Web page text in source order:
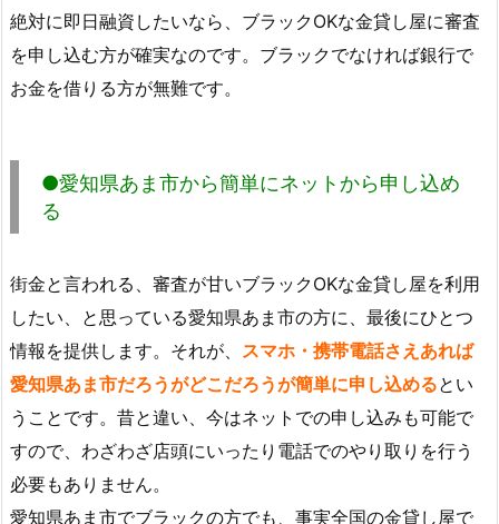
絶対に即日融資したいなら、ブラックOKな金貸し屋に審査
を申し込む方が確実なのです。ブラックでなければ銀行で
お金を借りる方が無難です。
●愛知県あま市から簡単にネットから申し込め
る
街金と言われる、審査が甘いブラックOKな金貸し屋を利用
したい、と思っている愛知県あま市の方に、最後にひとつ
情報を提供します。それが、 スマホ・携帯電話さえあれば
愛知県あま市だろうがどこだろうが簡単に申し込めるとい
うことです。昔と違い、今はネットでの申し込みも可能で
すので、わざわざ店頭にいったり電話でのやり取りを行う
必要もありません。
愛知県あま市でブラックの方でも、事実全国の金貸し屋で